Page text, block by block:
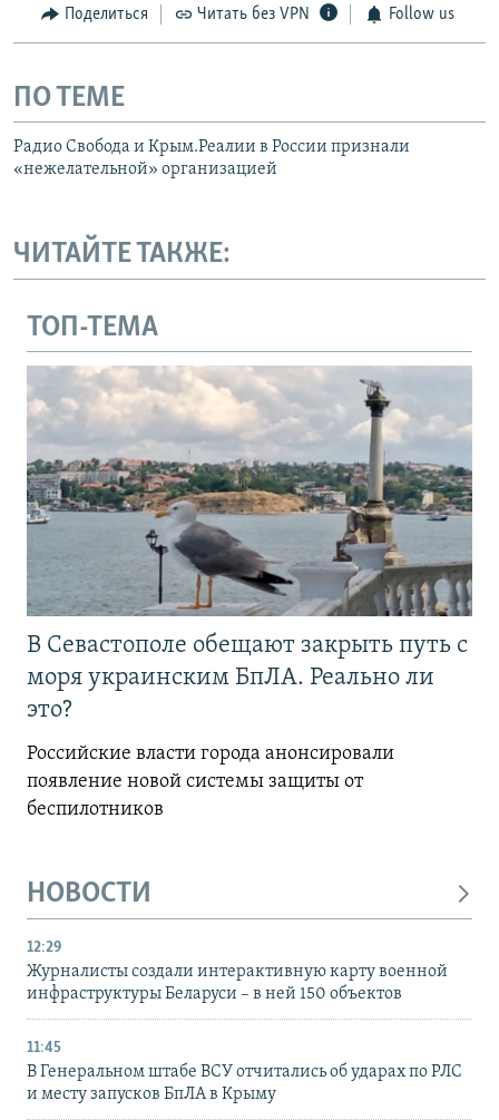
Поделиться Читать без VPN Follow us
ПО ТЕМЕ
Радио Свобода и Крым.Реалии в России признали
«нежелательной» организацией
ЧИТАЙТЕ ТАКЖЕ:
ТОП-ТЕМА
В Севастополе обещают закрыть путь с
моря украинским БпЛА. Реально ли
это?
Российские власти города анонсировали
появление новой системы защиты от
беспилотников
НОВОСТИ
12:29
Журналисты создали интерактивную карту военной
инфраструктуры Беларуси – в ней 150 объектов
11:45
В Генеральном штабе ВСУ отчитались об ударах по РЛС
и месту запусков БпЛА в Крыму